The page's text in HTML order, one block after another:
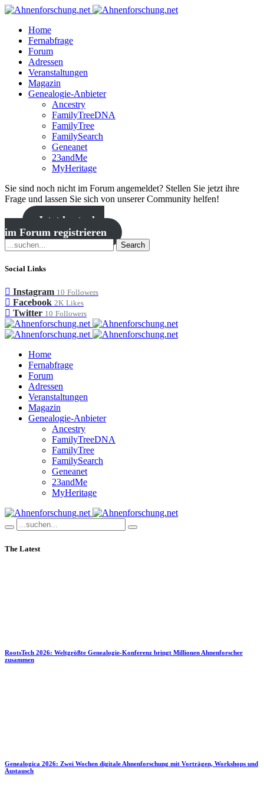
Home
Fernabfrage
Forum
Adressen
Veranstaltungen
Magazin
Genealogie-Anbieter
Ancestry
FamilyTreeDNA
FamilyTree
FamilySearch
Geneanet
23andMe
MyHeritage
Sie sind noch nicht im Forum angemeldet? Stellen Sie jetzt ihre
Frage und lassen Sie sich von unserer Community helfen!
Jetzt kostenlos
im Forum registrieren
Search
Social Links
Instagram 10 Followers
Facebook 2K Likes
Twitter 10 Followers
Home
Fernabfrage
Forum
Adressen
Veranstaltungen
Magazin
Genealogie-Anbieter
Ancestry
FamilyTreeDNA
FamilyTree
FamilySearch
Geneanet
23andMe
MyHeritage
The Latest
RootsTech 2026: Weltgrößte Genealogie-Konferenz bringt Millionen Ahnenforscher
zusammen
Genealogica 2026: Zwei Wochen digitale Ahnenforschung mit Vorträgen, Workshops und
Austausch